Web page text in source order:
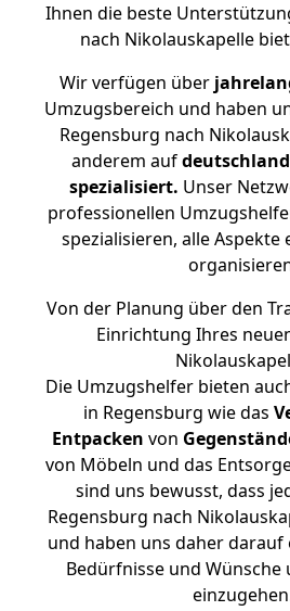
Ihnen die beste
nach Nikolauskapelle
Wir verfügen über
Umzugsbereich und haben
Regensburg nach
anderem auf
spezialisiert. Unser
professionellen
spezialisieren, alle Aspekte
Von der Planung über den
Einrichtung Ihres
Die Umzugshelfer bieten
in Regensburg wie das
Entpacken von
von Möbeln und das
sind uns bewusst, dass
Regensburg nach
und haben uns daher
Bedürfnisse und Wünsche